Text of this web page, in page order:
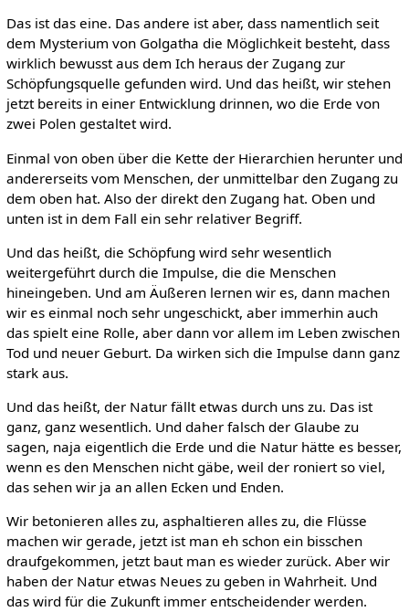
Das ist das eine. Das andere ist aber, dass namentlich seit
dem Mysterium von Golgatha die Möglichkeit besteht, dass
wirklich bewusst aus dem Ich heraus der Zugang zur
Schöpfungsquelle gefunden wird. Und das heißt, wir stehen
jetzt bereits in einer Entwicklung drinnen, wo die Erde von
zwei Polen gestaltet wird.
Einmal von oben über die Kette der Hierarchien herunter und
andererseits vom Menschen, der unmittelbar den Zugang zu
dem oben hat. Also der direkt den Zugang hat. Oben und
unten ist in dem Fall ein sehr relativer Begriff.
Und das heißt, die Schöpfung wird sehr wesentlich
weitergeführt durch die Impulse, die die Menschen
hineingeben. Und am Äußeren lernen wir es, dann machen
wir es einmal noch sehr ungeschickt, aber immerhin auch
das spielt eine Rolle, aber dann vor allem im Leben zwischen
Tod und neuer Geburt. Da wirken sich die Impulse dann ganz
stark aus.
Und das heißt, der Natur fällt etwas durch uns zu. Das ist
ganz, ganz wesentlich. Und daher falsch der Glaube zu
sagen, naja eigentlich die Erde und die Natur hätte es besser,
wenn es den Menschen nicht gäbe, weil der roniert so viel,
das sehen wir ja an allen Ecken und Enden.
Wir betonieren alles zu, asphaltieren alles zu, die Flüsse
machen wir gerade, jetzt ist man eh schon ein bisschen
draufgekommen, jetzt baut man es wieder zurück. Aber wir
haben der Natur etwas Neues zu geben in Wahrheit. Und
das wird für die Zukunft immer entscheidender werden.